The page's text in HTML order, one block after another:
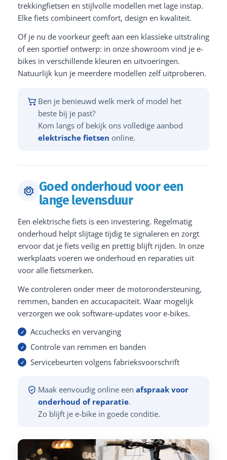
trekkingfietsen en stijlvolle modellen met lage instap.
Elke fiets combineert comfort, design en kwaliteit.
Of je nu de voorkeur geeft aan een klassieke uitstraling
of een sportief ontwerp: in onze showroom vind je e-
bikes in verschillende kleuren en uitvoeringen.
Natuurlijk kun je meerdere modellen zelf uitproberen.
Ben je benieuwd welk merk of model het
beste bij je past?
Kom langs of bekijk ons volledige aanbod
elektrische fietsen online.
Goed onderhoud voor een
lange levensduur
Een elektrische fiets is een investering. Regelmatig
onderhoud helpt slijtage tijdig te signaleren en zorgt
ervoor dat je fiets veilig en prettig blijft rijden. In onze
werkplaats voeren we onderhoud en reparaties uit
voor alle fietsmerken.
We controleren onder meer de motorondersteuning,
remmen, banden en accucapaciteit. Waar mogelijk
verzorgen we ook software-updates voor e-bikes.
Accuchecks en vervanging
Controle van remmen en banden
Servicebeurten volgens fabrieksvoorschrift
Maak eenvoudig online een afspraak voor
onderhoud of reparatie.
Zo blijft je e-bike in goede conditie.